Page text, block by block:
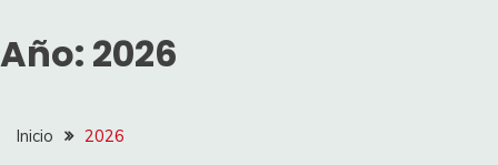
NOTICIAS
Año: 2026
Inicio 2026